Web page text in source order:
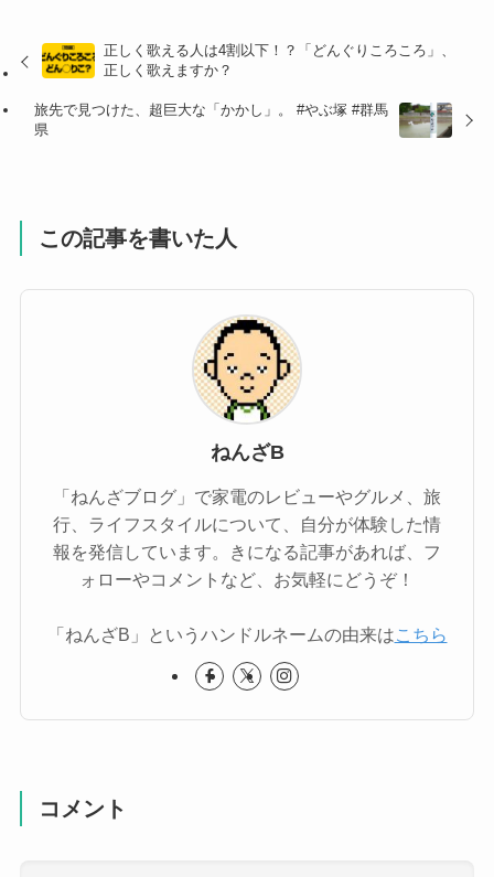
正しく歌える人は4割以下！？「どんぐりころころ」、
正しく歌えますか？
旅先で見つけた、超巨大な「かかし」。 #やぶ塚 #群馬
県
この記事を書いた人
ねんざB
「ねんざブログ」で家電のレビューやグルメ、旅
行、ライフスタイルについて、自分が体験した情
報を発信しています。きになる記事があれば、フ
ォローやコメントなど、お気軽にどうぞ！
「ねんざB」というハンドルネームの由来は こちら
コメント